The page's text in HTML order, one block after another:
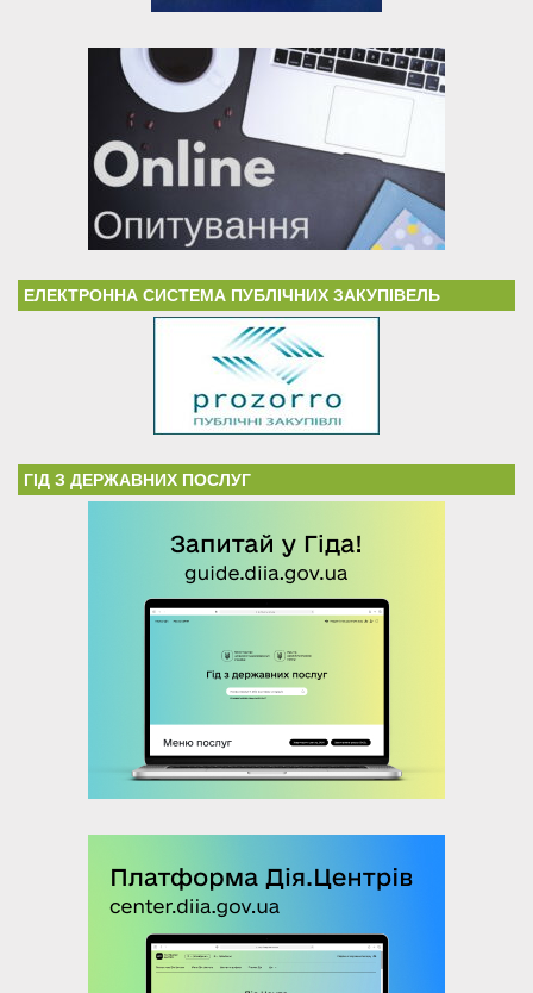
ЕЛЕКТРОННА СИСТЕМА ПУБЛІЧНИХ ЗАКУПІВЕЛЬ
ГІД З ДЕРЖАВНИХ ПОСЛУГ